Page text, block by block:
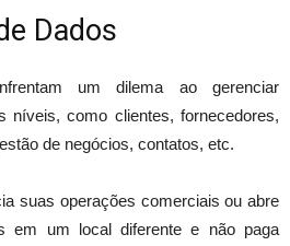
Dados
um dilema ao gerenciar
níveis, como clientes, fornecedores,
de negócios, contatos, etc.
suas operações comerciais ou abre
em um local diferente e não paga